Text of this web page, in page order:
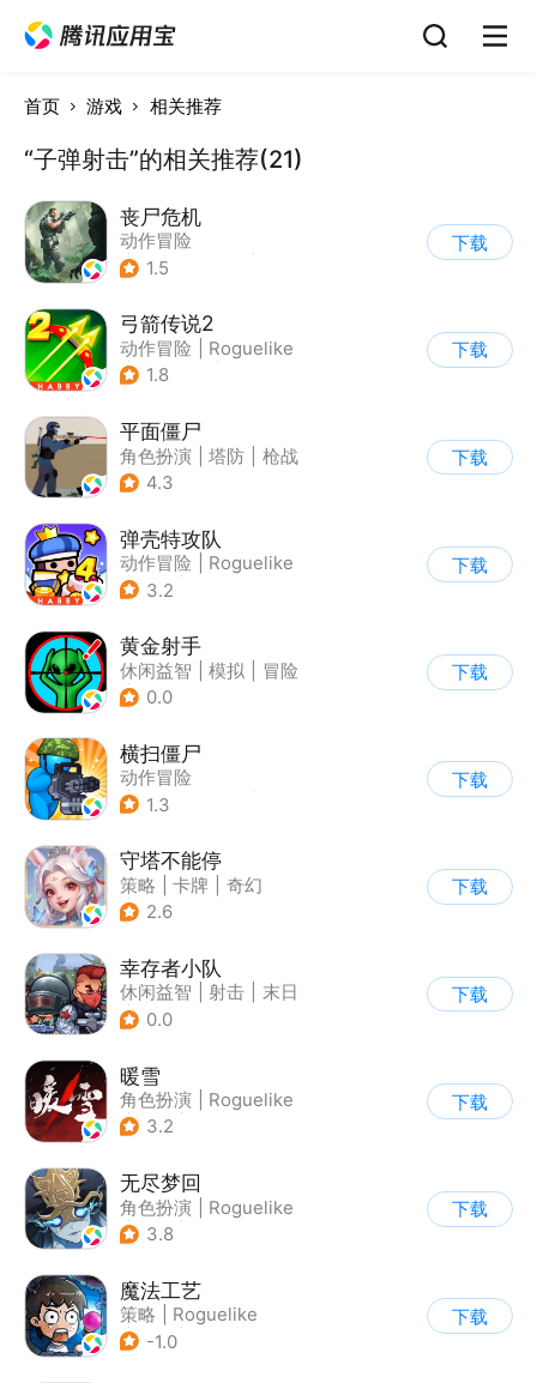
首页 游戏 相关推荐
“子弹射击”的相关推荐(21)
丧尸危机
动作冒险
| 第三人称射击
1.5
下载
弓箭传说2
动作冒险
Roguelike
| 无双割草
1.8
下载
平面僵尸
角色扮演 塔防
枪战
| 写实
4.3
下载
弹壳特攻队
动作冒险
Roguelike
| 冒险
3.2
下载
黄金射手
休闲益智 模拟
冒险
| 儿童游戏
0.0
下载
横扫僵尸
动作冒险
| 第三人称射击
1.3
下载
守塔不能停
策略 卡牌
奇幻
| 动漫
2.6
下载
幸存者小队
休闲益智 射击
末日
| 卡通
0.0
下载
暖雪
角色扮演
Roguelike
| 奇幻
3.2
下载
无尽梦回
角色扮演
Roguelike
| 冒险
3.8
下载
魔法工艺
策略
Roguelike
| 魔法
-1.0
下载